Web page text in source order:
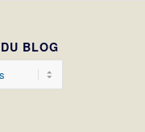
BLOG